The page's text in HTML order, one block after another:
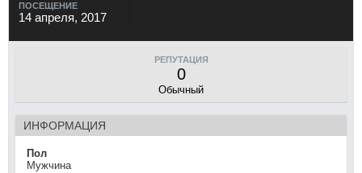
ПОСЕЩЕНИЕ
14 апреля, 2017
РЕПУТАЦИЯ
0
Обычный
ИНФОРМАЦИЯ
Пол
Мужчина